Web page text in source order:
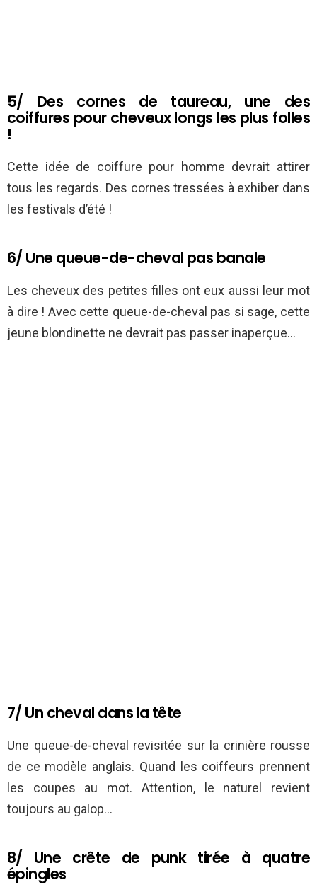
5/ Des cornes de taureau, une des
coiffures pour cheveux longs les plus folles
!
Cette idée de coiffure pour homme devrait attirer
tous les regards. Des cornes tressées à exhiber dans
les festivals d’été !
6/ Une queue-de-cheval pas banale
Les cheveux des petites filles ont eux aussi leur mot
à dire ! Avec cette queue-de-cheval pas si sage, cette
jeune blondinette ne devrait pas passer inaperçue…
7/ Un cheval dans la tête
Une queue-de-cheval revisitée sur la crinière rousse
de ce modèle anglais. Quand les coiffeurs prennent
les coupes au mot. Attention, le naturel revient
toujours au galop…
8/ Une crête de punk tirée à quatre
épingles